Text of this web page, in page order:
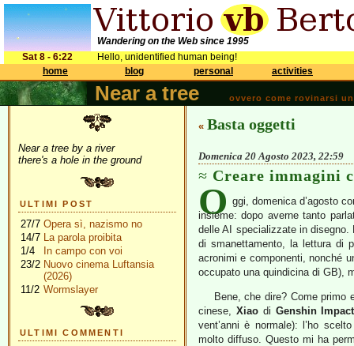
Wandering on the Web since 1995
Sat 8 - 6:22
Hello, unidentified human being!
home
blog personal activities
Near a tree ovvero come rovinarsi
Near a tree by a river
there's a hole in the ground
ULTIMI POST
27/7 Opera sì, nazismo no
14/7 La parola proibita
1/4
In campo con voi
23/2 Nuovo cinema Luftansia
(2026)
11/2 Wormslayer
ULTIMI COMMENTI
« Basta oggetti
Domenica 20 Agosto 2023, 22:59
Creare immagini
O ggi, domenica d’agosto
insieme: dopo averne tanto
delle AI specializzate in disegno.
di smanettamento, la lettura di
acronimi e componenti, nonché
occupato una quindicina di GB),
Bene, che dire? Come primo
cinese, Xiaodi Genshin Impact
vent’anni è normale): l’ho
molto diffuso. Questo mi ha